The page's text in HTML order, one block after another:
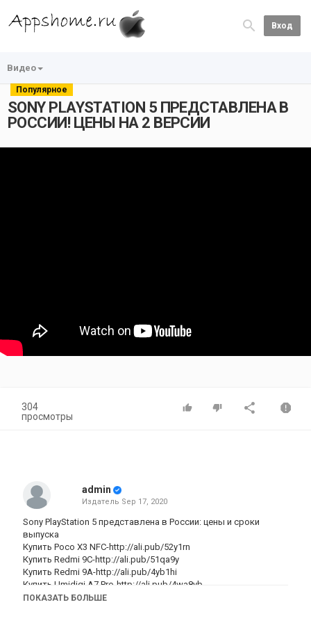
Вход
Видео
Популярное
SONY PLAYSTATION 5 ПРЕДСТАВЛЕНА В
РОССИИ! ЦЕНЫ НА 2 ВЕРСИИ
304
просмотры
admin
Издатель Sep 17, 2020
Sony PlayStation 5 представлена в России: цены и сроки
выпуска
Купить Poco X3 NFC-http://ali.pub/52y1rn
Купить Redmi 9C-http://ali.pub/51qa9y
Купить Redmi 9A-http://ali.pub/4yb1hi
Купить Umidigi A7 Pro-http://ali.pub/4wa8yb
Купить Poco f2 pro-http://ali.pub/4w791p
ПОКАЗАТЬ БОЛЬШЕ